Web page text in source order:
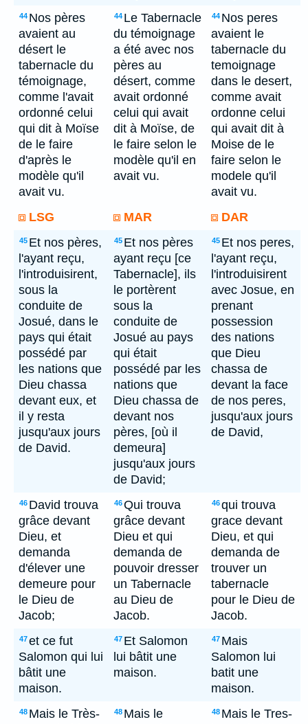
44 Nos pères
avaient au
désert le
tabernacle du
témoignage,
comme l'avait
ordonné celui
qui dit à Moïse
de le faire
d'après le
modèle qu'il
avait vu.
44 Le Tabernacle
du témoignage
a été avec nos
pères au
désert, comme
avait ordonné
celui qui avait
dit à Moïse, de
le faire selon le
modèle qu'il en
avait vu.
44 Nos peres
avaient le
tabernacle du
temoignage
dans le desert,
comme avait
ordonne celui
qui avait dit à
Moise de le
faire selon le
modele qu'il
avait vu.
LSG
MAR DAR
45 Et nos pères,
l'ayant reçu,
l'introduisirent,
sous la
conduite de
Josué, dans le
pays qui était
possédé par
les nations que
Dieu chassa
devant eux, et
il y resta
jusqu'aux jours
de David.
45 Et nos pères
ayant reçu [ce
Tabernacle], ils
le portèrent
sous la
conduite de
Josué au pays
qui était
possédé par les
nations que
Dieu chassa de
devant nos
pères, [où il
demeura]
jusqu'aux jours
de David;
45 Et nos peres,
l'ayant reçu,
l'introduisirent
avec Josue, en
prenant
possession
des nations
que Dieu
chassa de
devant la face
de nos peres,
jusqu'aux jours
de David,
46 David trouva
grâce devant
Dieu, et
demanda
d'élever une
demeure pour
le Dieu de
Jacob;
46Qui trouva
grâce devant
Dieu et qui
demanda de
pouvoir dresser
un Tabernacle
au Dieu de
Jacob.
46qui trouva
grace devant
Dieu, et qui
demanda de
trouver un
tabernacle
pour le Dieu de
Jacob.
47et ce fut
Salomon qui lui
bâtit une
maison.
47 Et Salomon
lui bâtit une
maison.
47 Mais
Salomon lui
batit une
maison.
48 Mais le Très-
48 Mais le
48 Mais le Tres-